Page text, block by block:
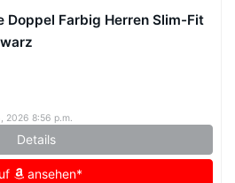
Doppel Farbig Herren Slim-Fit
2026 8:56 p.m.
Details
ansehen*